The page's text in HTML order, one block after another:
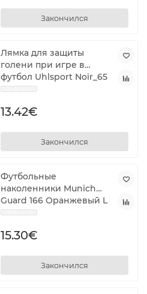
Закончился
Лямка для защиты
голени при игре в
футбол Uhlsport Noir_65
mm Чёрный Один
13.42€
Закончился
Футбольные
наколенники Munich
Guard 166 Оранжевый L
15.30€
Закончился